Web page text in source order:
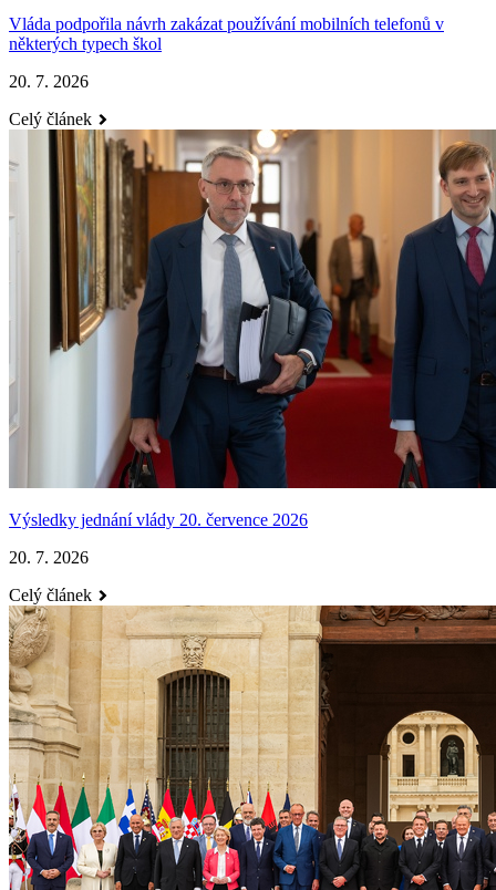
Vláda podpořila návrh zakázat používání mobilních telefonů v
některých typech škol
20. 7. 2026
Celý článek
Výsledky jednání vlády 20. července 2026
20. 7. 2026
Celý článek